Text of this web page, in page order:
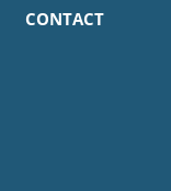
CONTACT